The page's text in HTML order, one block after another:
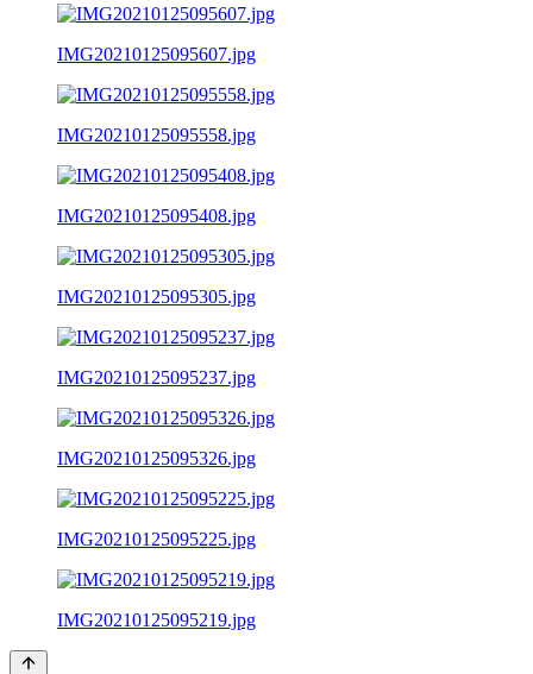
IMG20210125095607.jpg
IMG20210125095558.jpg
IMG20210125095408.jpg
IMG20210125095305.jpg
IMG20210125095237.jpg
IMG20210125095326.jpg
IMG20210125095225.jpg
IMG20210125095219.jpg